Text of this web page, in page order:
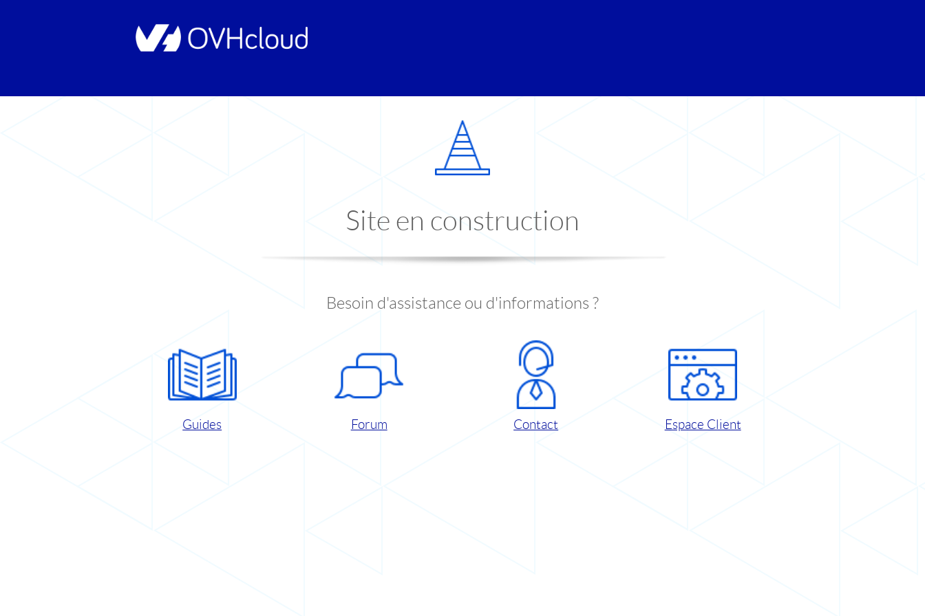
Site en construction
Besoin d'assistance ou d'informations ?
Guides Forum Contact Espace Client